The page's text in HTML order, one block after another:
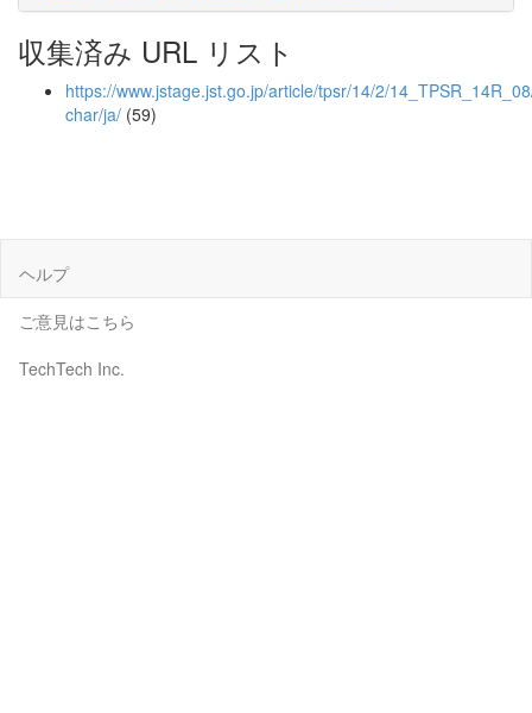
収集済み URL リスト
https://www.jstage.jst.go.jp/article/tpsr/14/2/
char/ja/ (59)
ヘルプ
ご意見はこちら
TechTech Inc.